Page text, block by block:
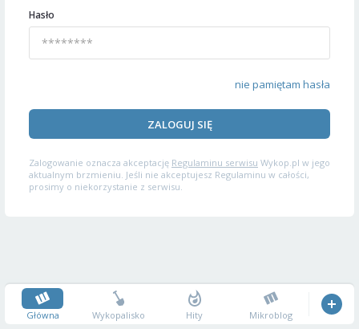
Hasło
nie pamiętam hasła
ZALOGUJ SIĘ
Zalogowanie oznacza akceptację Regulaminu serwisu Wykop.pl w jego
aktualnym brzmieniu. Jeśli nie akceptujesz Regulaminu w całości,
prosimy o niekorzystanie z serwisu.
Główna Wykopalisko Hity Mikroblog